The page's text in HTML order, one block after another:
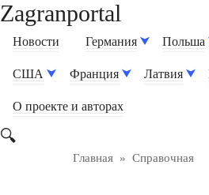
Перейти
Zagranportal
Новости Германия Польша
США Франция Латвия
О проекте и авторах
Главная » Справочная